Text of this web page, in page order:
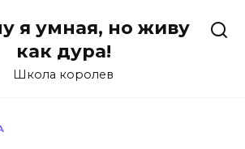
я умная, но живу
как дура!
Школа королев